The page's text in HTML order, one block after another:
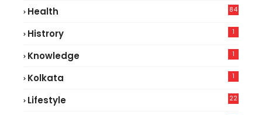
Health
84
Histrory 1
Knowledge 1
Kolkata 1
Lifestyle
22